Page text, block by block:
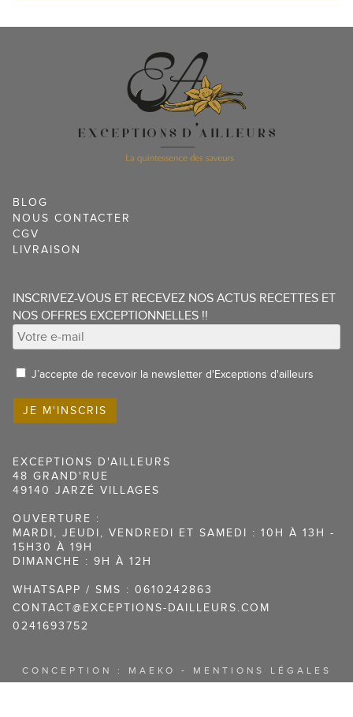
BLOG
NOUS CONTACTER
CGV
LIVRAISON
INSCRIVEZ-VOUS ET RECEVEZ NOS ACTUS RECETTES ET
NOS OFFRES EXCEPTIONNELLES !!
J’accepte de recevoir la newsletter d'Exceptions d'ailleurs
EXCEPTIONS D'AILLEURS
48 GRAND'RUE
49140 JARZÉ VILLAGES
OUVERTURE :
MARDI, JEUDI, VENDREDI ET SAMEDI : 10H À 13H -
15H30 À 19H
DIMANCHE : 9H À 12H
WHATSAPP / SMS : 0610242863
CONTACT@EXCEPTIONS-DAILLEURS.COM
0241693752
CONCEPTION : MAEKO - MENTIONS LÉGALES